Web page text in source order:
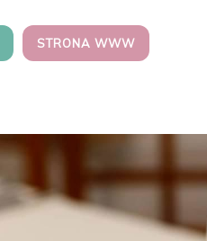
STRONA WWW